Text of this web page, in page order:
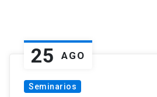
25 AGO
Seminarios